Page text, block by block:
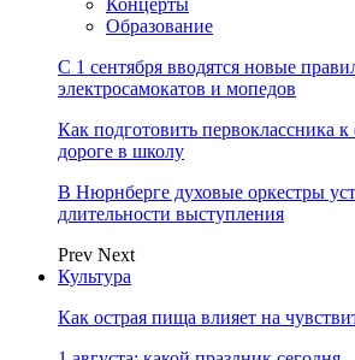
Концерты
Образование
С 1 сентября вводятся новые
электросамокатов и мопедов
Как подготовить первоклассника к
дороге в школу
В Нюрнберге духовые оркестры
длительности выступления
Prev Next
Культура
Как острая пища влияет на